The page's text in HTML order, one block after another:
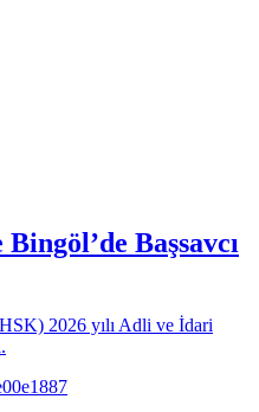
Başsavcı
2026 yılı Adli ve İdari